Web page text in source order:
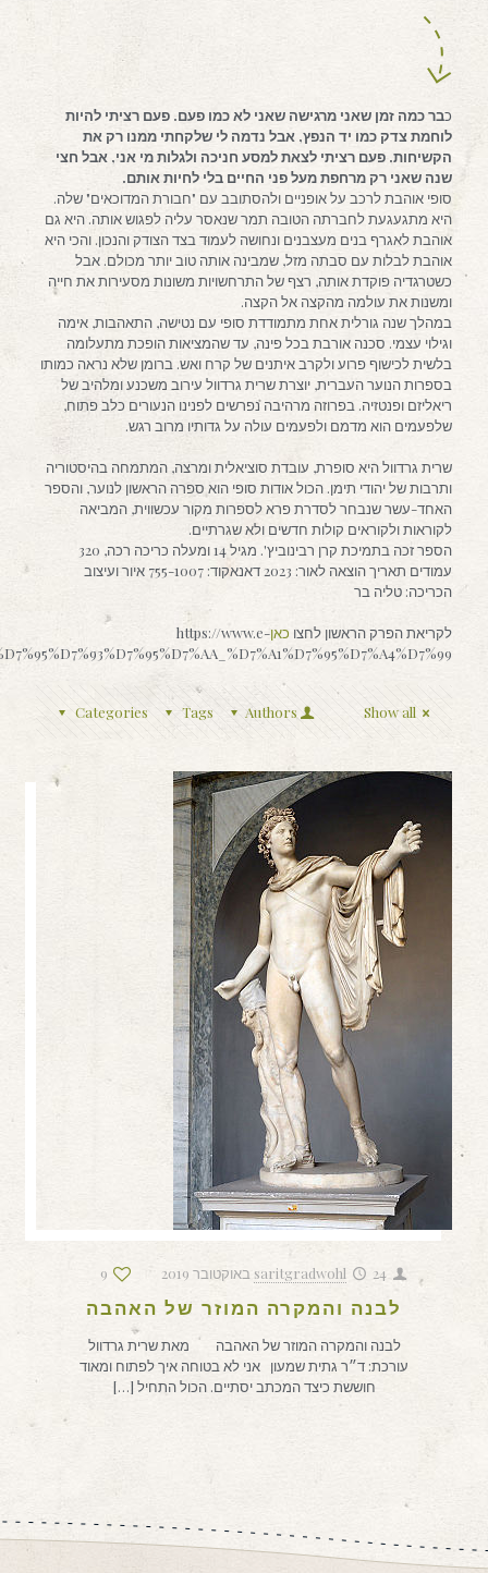
כבר כמה זמן שאני מרגישה שאני לא כמו פעם. פעם רציתי להיות
לוחמת צדק כמו יד הנפץ, אבל נדמה לי שלקחתי ממנו רק את
הקשיחות. פעם רציתי לצאת למסע חניכה ולגלות מי אני, אבל חצי
שנה שאני רק מרחפת מעל פני החיים בלי לחיות אותם.
סופי אוהבת לרכב על אופניים ולהסתובב עם "חבורת המדוכאים" שלה.
היא מתגעגעת לחברתה הטובה תמר שנאסר עליה לפגוש אותה. היא גם
אוהבת לאגרף בנים מעצבנים ונחושה לעמוד בצד הצודק והנכון. והכי היא
אוהבת לבלות עם סבתה מזל, שמבינה אותה טוב יותר מכולם. אבל
כשטרגדיה פוקדת אותה, רצף של התרחשויות משונות מסעירות את חייה
ומשנות את עולמה מהקצה אל הקצה.
במהלך שנה גורלית אחת מתמודדת סופי עם נטישה, התאהבות, אימה
וגילוי עצמי. סכנה אורבת בכל פינה, עד שהמציאות הופכת מתעלומה
בלשית לכישוף פרוע ולקרב איתנים של קרח ואש. ברומן שלא נראה כמותו
בספרות הנוער העברית, יוצרת שרית גרדוול עירוב משכנע ומלהיב של
ריאליזם ופנטזיה. בפרוזה מרהיבה נפרשים לפנינו הנעורים כלב פתוח,
שלפעמים הוא מדמם ולפעמים עולה על גדותיו מרוב רגש.
שרית גרדוול היא סופרת, עובדת סוציאלית ומרצה, המתמחה בהיסטוריה
ותרבות של יהודי תימן. הכול אודות סופי הוא ספרה הראשון לנוער, והספר
האחד-עשר שנבחר לסדרת פרא לספרות מקור עכשווית, המביאה
לקוראות ולקוראים קולות חדשים ולא שגרתיים.
הספר זכה בתמיכת קרן רבינוביץ'. מגיל 14 ומעלה כריכה רכה, 320
עמודים תאריך הוצאה לאור: 2023 דאנאקוד: 755-1007 איור ועיצוב
הכריכה: טליה בר
לקריאת הפרק הראשון לחצו כאןhttps://www.e-
Categories Tags Authors Show all
saritgradwohl 24 באוקטובר 2019 9
לבנה והמקרה המוזר של האהבה
לבנה והמקרה המוזר של האהבה מאת שרית גרדוול
עורכת: ד״ר גתית שמעון אני לא בטוחה איך לפתוח ומאוד
חוששת כיצד המכתב יסתיים. הכול התחיל […]